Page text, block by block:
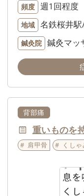
頻度 週1回程度
地域 名鉄桜井
鍼灸院 鍼灸マッ
背部痛
重いものを
肩甲骨 くしゃ